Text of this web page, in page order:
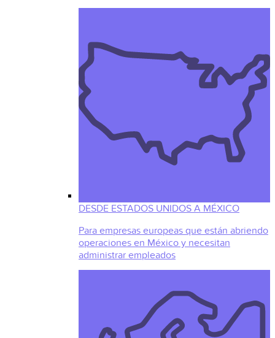
DESDE ESTADOS UNIDOS A MÉXICO
Para empresas europeas que están abriendo
operaciones en México y necesitan
administrar empleados